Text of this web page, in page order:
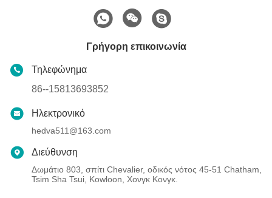
Γρήγορη επικοινωνία
Τηλεφώνημα
86--15813693852
Ηλεκτρονικό
hedva511@163.com
Διεύθυνση
Δωμάτιο 803, σπίτι Chevalier, οδικός νότος 45-51 Chatham,
Tsim Sha Tsui, Kowloon, Χονγκ Κονγκ.